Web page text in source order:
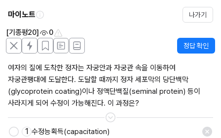
마이노트 나가기
[기종평20] 0
정답 확인
여자의 질에 도착한 정자는 자궁안과 자궁관 속을 이동하여
자궁관팽대에 도달한다. 도달할 때까지 정자 세포막의 당단백막
(glycoprotein coating)이나 정액단백질(seminal protein) 등이
사라지게 되어 수정이 가능해진다. 이 과정은?
1 수정능획득(capacitation)